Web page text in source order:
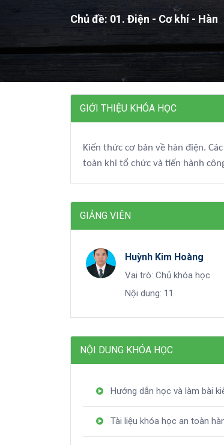
Chủ đề: 01. Điện - Cơ khí - Hàn
GIỚI THIỆU KHÓA HỌC
Kiến thức cơ bản về hàn điện.
toàn khi tổ chức và tiến hành
GIẢNG VIÊN
Huỳnh Kim Hoàng
Vai trò: Chủ khóa học
Nội dung: 11
NỘI DUNG KHÓA HỌC
Hướng dẫn học và làm bài
Tài liệu khóa học an toàn